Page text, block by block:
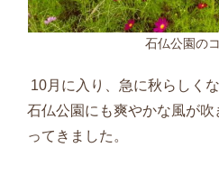
石仏公園の
10月に入り、急に秋らしく
石仏公園にも爽やかな風が
ってきました。